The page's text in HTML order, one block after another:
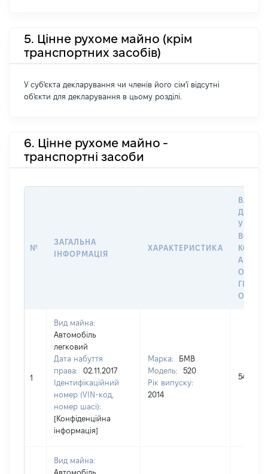
5. Цінне рухоме майно (крім
транспортних засобів)
У суб'єкта декларування чи членів його сім'ї відсутні
об'єкти для декларування в цьому розділі.
6. Цінне рухоме майно -
транспортні засоби
№
ЗАГАЛЬНА
ІНФОРМАЦІЯ
ХАРАКТЕРИСТИКА
ДАТУ
У
АБО
1
Вид майна:
Автомобіль
легковий
Дата набуття
права:
02.11.2017
Ідентифікаційний
номер (VIN-код,
номер шасі):
[Конфіденційна
інформація]
Марка:
БМВ
Модель:
520
Рік випуску:
2014
543206
Вид майна:
Автомобіль